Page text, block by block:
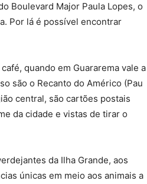
Boulevard Major Paula Lopes, o
Por lá é possível encontrar
quando em Guararema vale a
são o Recanto do Américo (Pau
central, são cartões postais
da cidade e vistas de tirar o
da Ilha Grande, aos
únicas em meio aos animais a